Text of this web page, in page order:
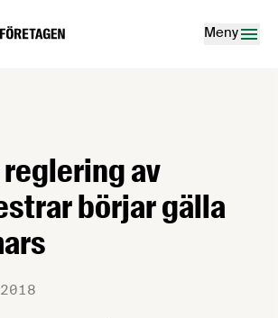
– till startsidan
Meny
reglering av
börjar gälla